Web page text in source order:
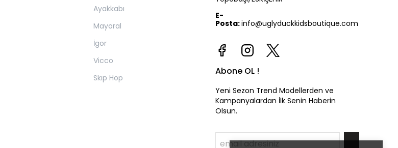
Ayakkabı
Mayoral
İgor
Vicco
Skıp Hop
E-
Posta:info@uglyduckkidsboutique.com
Abone OL !
Yeni Sezon Trend Modellerden ve
Kampanyalardan İlk Senin Haberin
Olsun.